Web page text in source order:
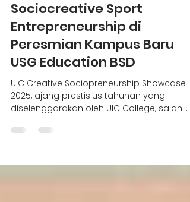
2025: “The Spirit of
Transformation” Angkat
Sociocreative Sport
Entrepreneurship di
Peresmian Kampus Baru
USG Education BSD
UIC Creative Sociopreneurship Showcase
diselenggarakan oleh UIC College, salah
satu program pathway unggulan dari USG